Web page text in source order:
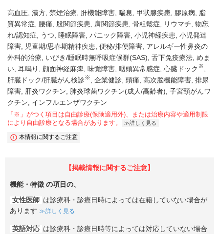
高血圧 漢方 禁煙治療 肝機能障害 喘息 甲状腺疾患 膠原病
脂
質異常症
腰痛 股関節疾患 肩関節疾患 骨粗鬆症 リウマチ 物忘
れ/認知症
うつ 睡眠障害 パニック障害 小児神経疾患 小児発達
障害
児童期/思春期精神疾患 便秘/排便障害 アレルギー性鼻炎の
外科的治療
いびき/睡眠時無呼吸症候群(SAS) 舌下免疫療法 めま
い 耳鳴り 顔面神経麻痺 味覚障害 咽頭異常感症 心臓ドック ※
肝臓ドック/肝臓がん検診※ 企業健診 頭痛 高次脳機能障害 排尿
障害
肝炎ワクチン 肺炎球菌ワクチン(成人/高齢者) 子宮頸がんワ
クチン
インフルエンザワクチン
「※」がつく項目は自由診療(保険適用外)、または治療内容や適用制限
により自由診療となる場合があります。
詳しく見る
本情報に関するご注意
【掲載情報に関するご注意】
機能・特徴 の項目の、
女性医師 は診療科・診療日時によっては在籍していない場合が
あります
詳しく見る
英語対応 は診療科・診療日時等によっては対応していない場合